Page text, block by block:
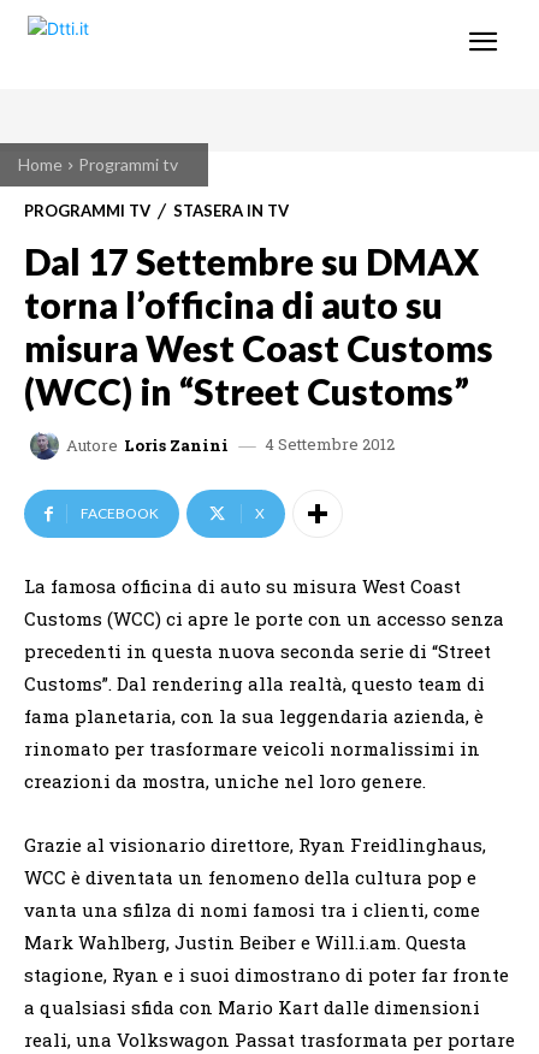
Home Programmi tv
PROGRAMMI TV STASERA IN TV
Dal 17 Settembre su DMAX
torna l’officina di auto su
misura West Coast Customs
(WCC) in “Street Customs”
Autore Loris Zanini 4 Settembre 2012
FACEBOOK X
La famosa officina di auto su misura West Coast
Customs (WCC) ci apre le porte con un accesso senza
precedenti in questa nuova seconda serie di “Street
Customs”. Dal rendering alla realtà, questo team di
fama planetaria, con la sua leggendaria azienda, è
rinomato per trasformare veicoli normalissimi in
creazioni da mostra, uniche nel loro genere.
Grazie al visionario direttore, Ryan Freidlinghaus,
WCC è diventata un fenomeno della cultura pop e
vanta una sfilza di nomi famosi tra i clienti, come
Mark Wahlberg, Justin Beiber e Will.i.am. Questa
stagione, Ryan e i suoi dimostrano di poter far fronte
a qualsiasi sfida con Mario Kart dalle dimensioni
reali, una Volkswagon Passat trasformata per portare